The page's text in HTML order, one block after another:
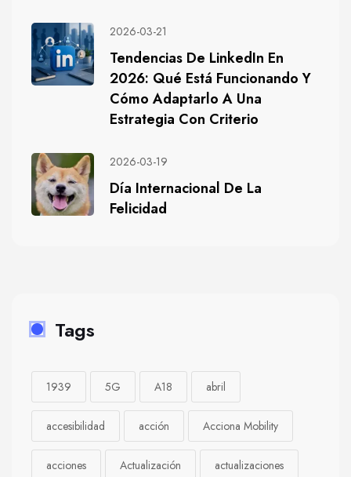
2026-03-21
Tendencias De LinkedIn En
2026: Qué Está Funcionando Y
Cómo Adaptarlo A Una
Estrategia Con Criterio
2026-03-19
Día Internacional De La
Felicidad
Tags
1939 5G A18 abril
accesibilidad acción Acciona Mobility
acciones Actualización actualizaciones